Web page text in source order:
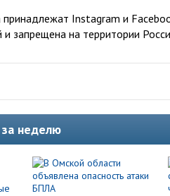
Instagram и
и запрещена на территории
неделю